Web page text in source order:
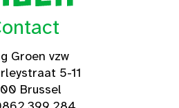
Groen vzw
5-11
Brussel